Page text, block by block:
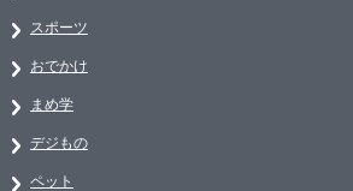
スポーツ
おでかけ
まめ学
デジもの
ペット